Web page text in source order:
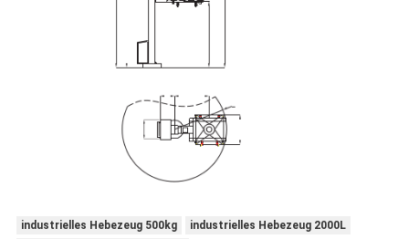
industrielles Hebezeug 500kg
industrielles Hebezeug 2000L